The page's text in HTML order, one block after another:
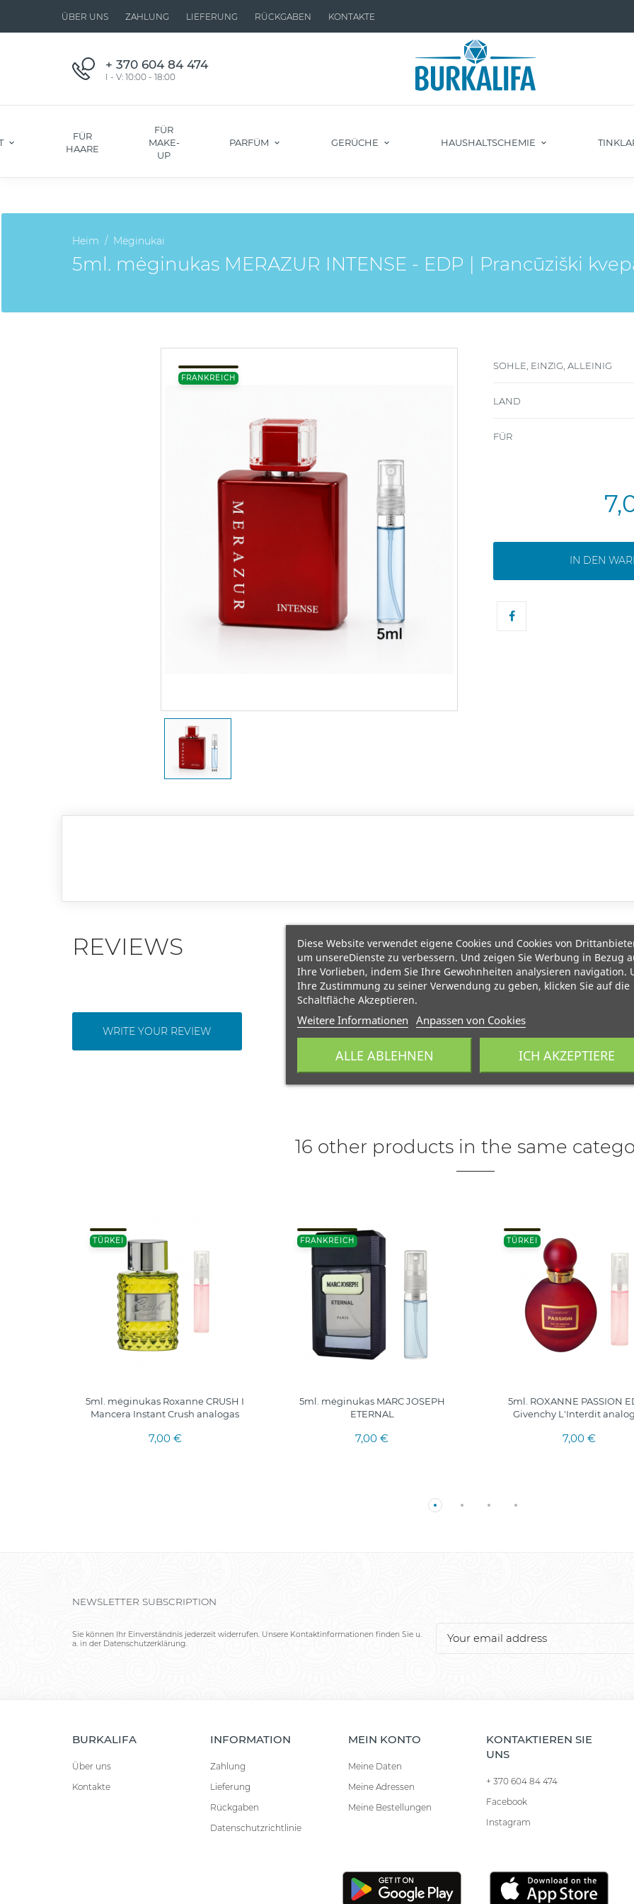
ÜBER UNS ZAHLUNG LIEFERUNG RÜCKGABEN KONTAKTE
+ 370 604 84 474
I - V: 10:00 - 18:00
FÜR
HAARE
FÜR
MAKE-
UP
PARFÜM GERÜCHE HAUSHALTSCHEMIE
Heim Mėginukai
5ml. mėginukas MERAZUR INTENSE - EDP | Prancūziški
FRANKREICH
SOHLE, EINZIG, ALLEINIG
LAND
FÜR
IN DEN
REVIEWS
WRITE YOUR REVIEW
16 other products in the same
TÜRKEI
5ml. mėginukas Roxanne CRUSH I
Mancera Instant Crush analogas
7,00 €
FRANKREICH
5ml. mėginukas MARC JOSEPH
ETERNAL
7,00 €
TÜRKEI
5ml. ROXANNE PASSION
Givenchy L'Interdit
7,00 €
NEWSLETTER SUBSCRIPTION
Sie können Ihr Einverständnis jederzeit widerrufen. Unsere Kontaktinformationen finden Sie u.
a. in der Datenschutzerklärung.
BURKALIFA
Über uns
Kontakte
INFORMATION
Zahlung
Lieferung
Rückgaben
Datenschutzrichtlinie
MEIN KONTO
Meine Daten
Meine Adressen
Meine Bestellungen
KONTAKTIEREN SIE
UNS
+ 370 604 84 474
Facebook
Instagram
Diese Website verwendet eigene Cookies und Cookies von
um unsereDienste zu verbessern. Und zeigen Sie Werbung in Bezug
Ihre Vorlieben, indem Sie Ihre Gewohnheiten analysieren navigation.
Ihre Zustimmung zu seiner Verwendung zu geben, klicken Sie auf die
Schaltfläche Akzeptieren.
Weitere Informationen Anpassen von Cookies
ALLE ABLEHNEN ICH AKZEPTIERE